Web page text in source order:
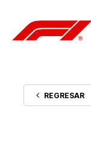
REGRESAR